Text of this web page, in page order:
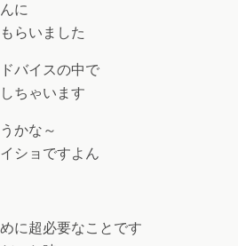
に
らいました
バイスの中で
ちゃいます
かな～
ショですよん
に超必要なことです